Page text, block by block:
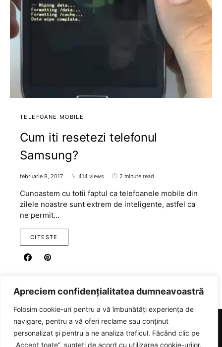
Apreciem confidențialitatea dumneavoastră
Folosim cookie-uri pentru a vă îmbunătăți experiența de
navigare, pentru a vă oferi reclame sau conținut
personalizat și pentru a ne analiza traficul. Făcând clic pe
„Accept toate”, sunteți de acord cu utilizarea cookie-urilor.
TELEFOANE MOBILE
Cum iti resetezi telefonul
Samsung?
februarie 8, 2017 414 views 2 minute read
Cunoastem cu totii faptul ca telefoanele mobile din
zilele noastre sunt extrem de inteligente, astfel ca
ne permit…
CITESTE
RICARTER